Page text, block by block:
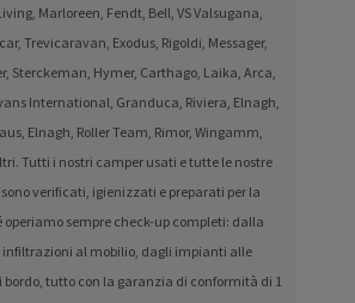
Marloreen, Fendt, Bell, VS Valsugana,
Trevicaravan, Exodus, Rigoldi, Messager,
Sterckeman, Hymer, Carthago, Laika, Arca,
International, Granduca, Riviera, Elnagh,
Elnagh, Roller Team, Rimor, Wingamm,
Tutti i nostri camper usati e tutte le nostre
verificati, igienizzati e preparati per la
sempre check-up completi: dalla
infiltrazioni al mobilio, dagli impianti alle
tutto con la garanzia di conformità di 1